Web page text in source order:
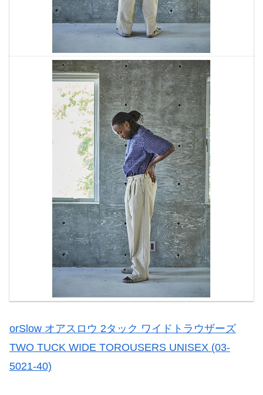
orSlow オアスロウ 2タック ワイドトラウザーズ
TWO TUCK WIDE TOROUSERS UNISEX (03-
5021-40)